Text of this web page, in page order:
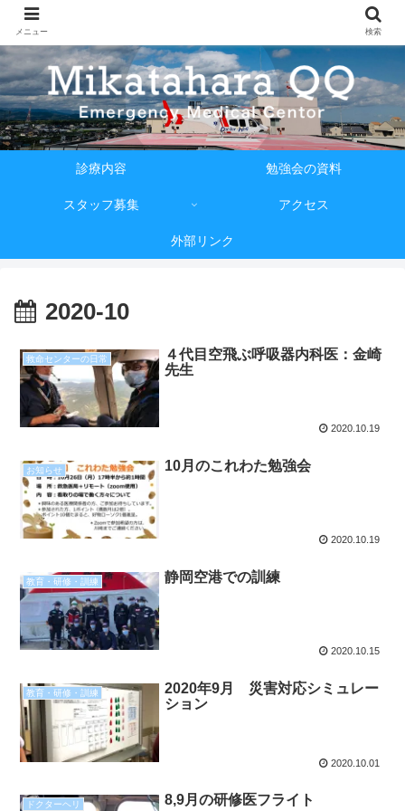
診療内容 勉強会の資料
スタッフ募集 アクセス
外部リンク
2020-10
救命センターの日常
４代目空飛ぶ呼吸器内科医：金崎
先生
2020.10.19
お知らせ 10月のこれわた勉強会
2020.10.19
教育・研修・訓練 静岡空港での訓練
2020.10.15
教育・研修・訓練
2020年9月 災害対応シミュレー
ション
2020.10.01
ドクターヘリ 8,9月の研修医フライト
メニュー 検索